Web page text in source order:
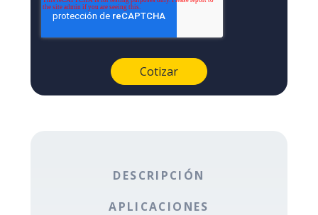
DESCRIPCIÓN
APLICACIONES